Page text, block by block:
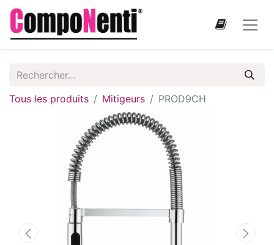
Tous les produits Mitigeurs PROD9CH